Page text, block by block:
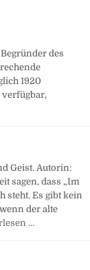
des
1920
verfügbar,
Geist. Autorin:
sagen, dass „Im
steht. Es gibt kein
der alte
…